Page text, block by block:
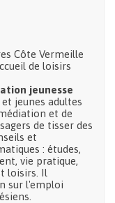
Côte Vermeille
de loisirs
jeunesse
jeunes adultes
et de
de tisser des
et
: études,
vie pratique,
loisirs. Il
sur l'emploi